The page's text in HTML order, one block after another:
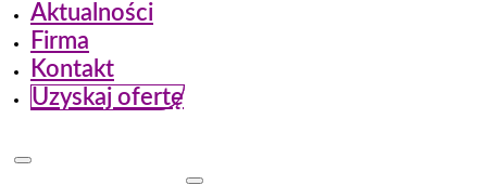
Aktualności
Firma
Kontakt
Uzyskaj ofertę